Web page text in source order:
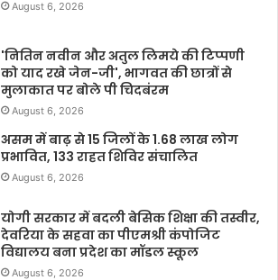
August 6, 2026
'नितिन नवीन और अतुल लिमये की टिप्पणी
को याद रखे जेन-जी', भागवत की छात्रों से
मुलाकात पर बोले पी चिदबंरम
August 6, 2026
असम में बाढ़ से 15 जिलों के 1.68 लाख लोग
प्रभावित, 133 राहत शिविर संचालित
August 6, 2026
योगी सरकार में बदली बेसिक शिक्षा की तस्वीर,
देवरिया के सहवा का पीएमश्री कंपोजिट
विद्यालय बना प्रदेश का मॉडल स्कूल
August 6, 2026